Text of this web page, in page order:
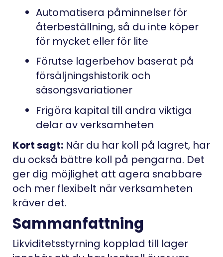
Automatisera påminnelser för
återbeställning, så du inte köper
för mycket eller för lite
Förutse lagerbehov baserat på
försäljningshistorik och
säsongsvariationer
Frigöra kapital till andra viktiga
delar av verksamheten
Kort sagt:När du har koll på lagret, har
du också bättre koll på pengarna. Det
ger dig möjlighet att agera snabbare
och mer flexibelt när verksamheten
kräver det.
Sammanfattning
Likviditetsstyrning kopplad till lager